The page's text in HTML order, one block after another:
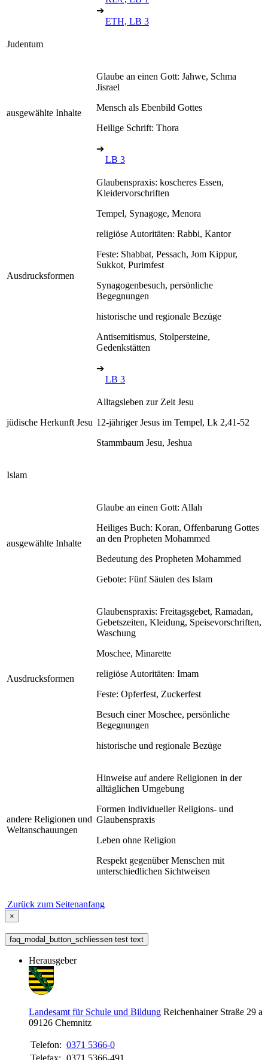
➔
ETH, LB 3
Judentum
ausgewählte Inhalte
Glaube an einen Gott: Jahwe, Schma
Jisrael
Mensch als Ebenbild Gottes
Heilige Schrift: Thora
➔
LB 3
Ausdrucksformen
Glaubenspraxis: koscheres Essen,
Kleidervorschriften
Tempel, Synagoge, Menora
religiöse Autoritäten: Rabbi, Kantor
Feste: Shabbat, Pessach, Jom Kippur,
Sukkot, Purimfest
Synagogenbesuch, persönliche
Begegnungen
historische und regionale Bezüge
Antisemitismus, Stolpersteine,
Gedenkstätten
➔
LB 3
jüdische Herkunft Jesu
Alltagsleben zur Zeit Jesu
12-jähriger Jesus im Tempel, Lk 2,41-52
Stammbaum Jesu, Jeshua
Islam
ausgewählte Inhalte
Glaube an einen Gott: Allah
Heiliges Buch: Koran, Offenbarung Gottes
an den Propheten Mohammed
Bedeutung des Propheten Mohammed
Gebote: Fünf Säulen des Islam
Ausdrucksformen
Glaubenspraxis: Freitagsgebet, Ramadan,
Gebetszeiten, Kleidung, Speisevorschriften,
Waschung
Moschee, Minarette
religiöse Autoritäten: Imam
Feste: Opferfest, Zuckerfest
Besuch einer Moschee, persönliche
Begegnungen
historische und regionale Bezüge
andere Religionen und
Weltanschauungen
Hinweise auf andere Religionen in der
alltäglichen Umgebung
Formen individueller Religions- und
Glaubenspraxis
Leben ohne Religion
Respekt gegenüber Menschen mit
unterschiedlichen Sichtweisen
Zurück zum Seitenanfang
×
faq_modal_button_schliessen test text
Herausgeber
Landesamt für Schule und Bildung Reichenhainer Straße 29 a
09126 Chemnitz
Telefon: 0371 5366-0
Telefax: 0371 5366-491